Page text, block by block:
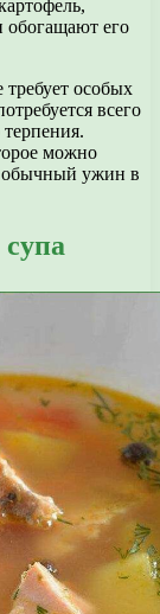
его
особых
всего
можно
обычный ужин в